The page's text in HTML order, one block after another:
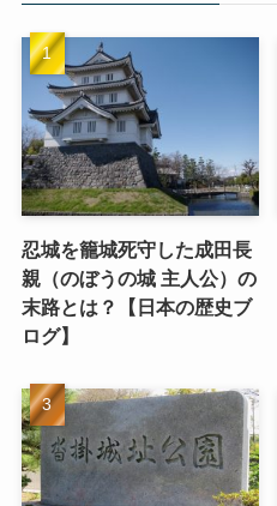
忍城を籠城死守した成田長
親（のぼうの城 主人公）の
末路とは？【日本の歴史ブ
ログ】